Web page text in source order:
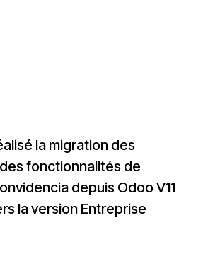
la migration des
fonctionnalités de
depuis Odoo V11
la version Entreprise